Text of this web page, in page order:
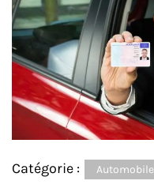
Catégorie : Automobile